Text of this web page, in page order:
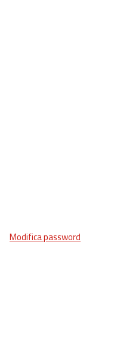
Modifica password